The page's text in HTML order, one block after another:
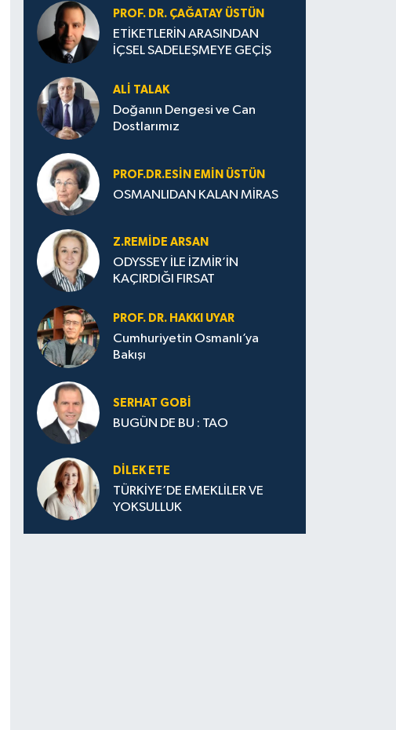
PROF. DR. ÇAĞATAY ÜSTÜN
ETİKETLERİN ARASINDAN
İÇSEL SADELEŞMEYE GEÇİŞ
ALI TALAK
Doğanın Dengesi ve Can
Dostlarımız
PROF.DR.ESIN EMIN ÜSTÜN
OSMANLIDAN KALAN MİRAS
Z.REMIDE ARSAN
ODYSSEY İLE İZMİR’İN
KAÇIRDIĞI FIRSAT
PROF. DR. HAKKI UYAR
Cumhuriyetin Osmanlı’ya
Bakışı
SERHAT GOBİ
BUGÜN DE BU : TAO
DILEK ETE
TÜRKİYE’DE EMEKLİLER VE
YOKSULLUK